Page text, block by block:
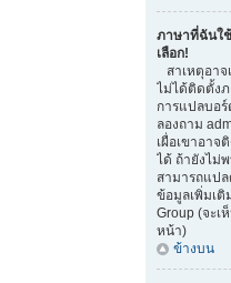
ภาษาที่ฉันใ
เลือก!
สาเหตุอาจ
ไม่ได้ติดตั้ง
การแปลบอ
ลองถาม
เผื่อเขาอา
ได้ ถ้ายังไม่
สามารถแป
ข้อมูลเพิ่มเติ
Group (จะเ
หน้า)
ข้างบน